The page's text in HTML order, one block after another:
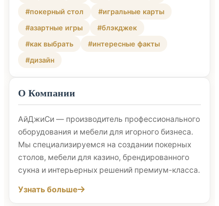
#покерный стол
#игральные карты
#азартные игры
#блэкджек
#как выбрать
#интересные факты
#дизайн
О Компании
АйДжиСи — производитель профессионального
оборудования и мебели для игорного бизнеса.
Мы специализируемся на создании покерных
столов, мебели для казино, брендированного
сукна и интерьерных решений премиум-класса.
Узнать больше